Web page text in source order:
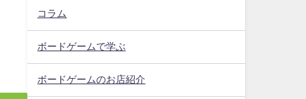
コラム
ボードゲームで学ぶ
ボードゲームのお店紹介